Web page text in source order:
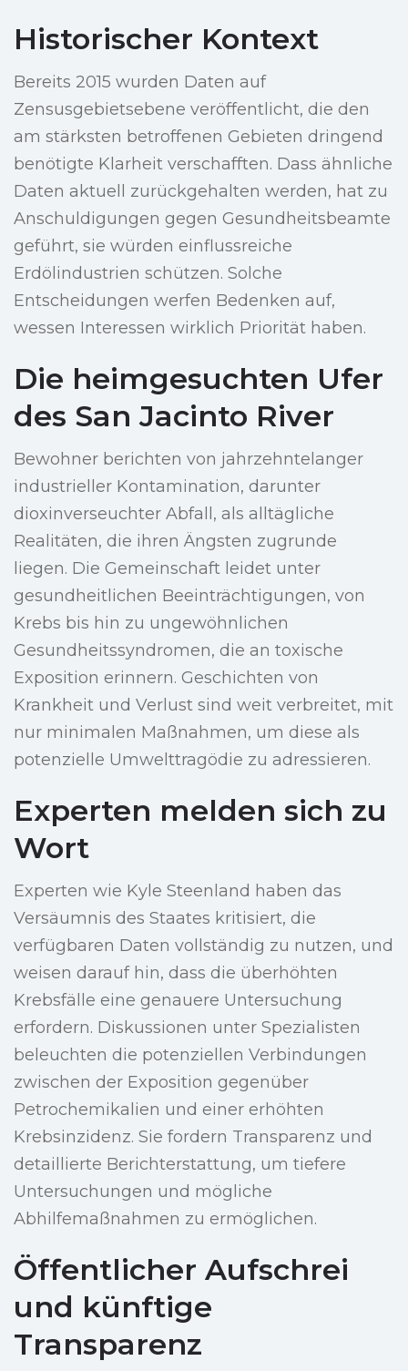
Historischer Kontext
Bereits 2015 wurden Daten auf
Zensusgebietsebene veröffentlicht, die den
am stärksten betroffenen Gebieten dringend
benötigte Klarheit verschafften. Dass ähnliche
Daten aktuell zurückgehalten werden, hat zu
Anschuldigungen gegen Gesundheitsbeamte
geführt, sie würden einflussreiche
Erdölindustrien schützen. Solche
Entscheidungen werfen Bedenken auf,
wessen Interessen wirklich Priorität haben.
Die heimgesuchten Ufer
des San Jacinto River
Bewohner berichten von jahrzehntelanger
industrieller Kontamination, darunter
dioxinverseuchter Abfall, als alltägliche
Realitäten, die ihren Ängsten zugrunde
liegen. Die Gemeinschaft leidet unter
gesundheitlichen Beeinträchtigungen, von
Krebs bis hin zu ungewöhnlichen
Gesundheitssyndromen, die an toxische
Exposition erinnern. Geschichten von
Krankheit und Verlust sind weit verbreitet, mit
nur minimalen Maßnahmen, um diese als
potenzielle Umwelttragödie zu adressieren.
Experten melden sich zu
Wort
Experten wie Kyle Steenland haben das
Versäumnis des Staates kritisiert, die
verfügbaren Daten vollständig zu nutzen, und
weisen darauf hin, dass die überhöhten
Krebsfälle eine genauere Untersuchung
erfordern. Diskussionen unter Spezialisten
beleuchten die potenziellen Verbindungen
zwischen der Exposition gegenüber
Petrochemikalien und einer erhöhten
Krebsinzidenz. Sie fordern Transparenz und
detaillierte Berichterstattung, um tiefere
Untersuchungen und mögliche
Abhilfemaßnahmen zu ermöglichen.
Öffentlicher Aufschrei
und künftige
Transparenz